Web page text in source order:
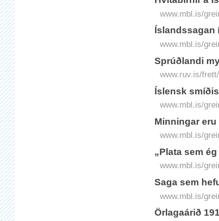
www.mbl.is/
Íslandssagan
www.mbl.is/
Sprúðlandi
www.ruv.is/
Íslensk
www.mbl.is/
Minningar
www.mbl.is/
„Plata sem
www.mbl.is/
Saga sem
www.mbl.is/
Örlagaárið